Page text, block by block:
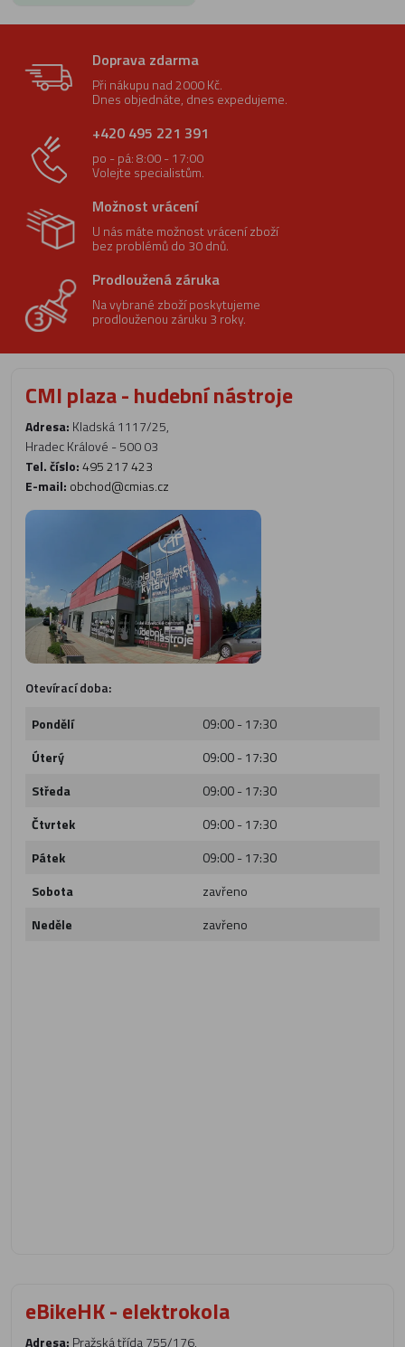
Doprava zdarma
Při nákupu nad 2000 Kč.
Dnes objednáte, dnes expedujeme.
+420 495 221 391
po - pá: 8:00 - 17:00
Volejte specialistům.
Možnost vrácení
U nás máte možnost vrácení zboží
bez problémů do 30 dnů.
Prodloužená záruka
Na vybrané zboží poskytujeme
prodlouženou záruku 3 roky.
CMI plaza - hudební nástroje
Adresa: Kladská 1117/25,
Hradec Králové - 500 03
Tel. číslo:495 217 423
E-mail: obchod@cmias.cz
Otevírací doba:
Pondělí
09:00 - 17:30
Úterý
09:00 - 17:30
Středa
09:00 - 17:30
Čtvrtek
09:00 - 17:30
Pátek
09:00 - 17:30
Sobota
zavřeno
Neděle
zavřeno
eBikeHK - elektrokola
Adresa: Pražská třída 755/176,